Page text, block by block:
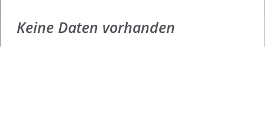
Keine Daten vorhanden